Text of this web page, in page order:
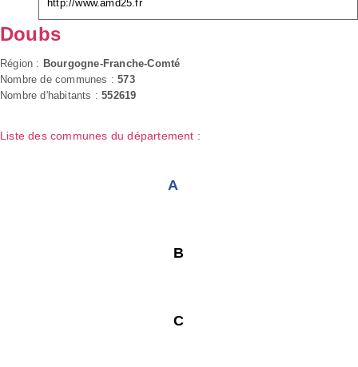
http://www.amd25.fr
Doubs
Région : Bourgogne-Franche-Comté
Nombre de communes :573
Nombre d'habitants :552619
Liste des communes du département :
A
B
C